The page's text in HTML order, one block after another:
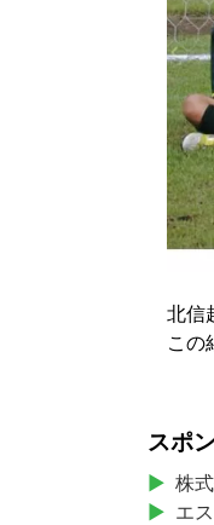
北信
この
スポ
株
エ